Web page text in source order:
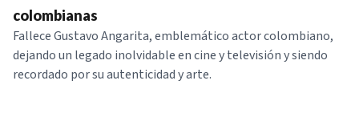
colombianas
Fallece Gustavo Angarita, emblemático actor colombiano,
dejando un legado inolvidable en cine y televisión y siendo
recordado por su autenticidad y arte.